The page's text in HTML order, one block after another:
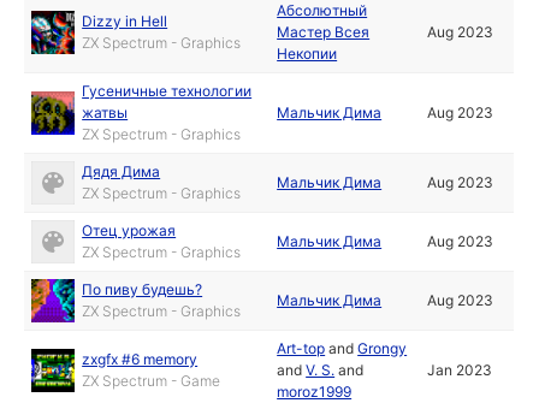
Dizzy in Hell
ZX Spectrum - Graphics
Абсолютный
Мастер Всея
Некопии
Aug 2023
Гусеничные технологии
жатвы
ZX Spectrum - Graphics
Мальчик Дима Aug 2023
Дядя Дима
ZX Spectrum - Graphics
Мальчик Дима Aug 2023
Отец урожая
ZX Spectrum - Graphics
Мальчик Дима Aug 2023
По пиву будешь?
ZX Spectrum - Graphics
Мальчик Дима Aug 2023
zxgfx #6 memory
ZX Spectrum - Game
Art-top andGrongy
andV. S. and
moroz1999
Jan 2023